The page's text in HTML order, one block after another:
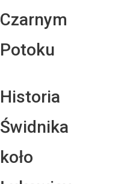
Czarnym
Potoku
Historia
Świdnika
koło